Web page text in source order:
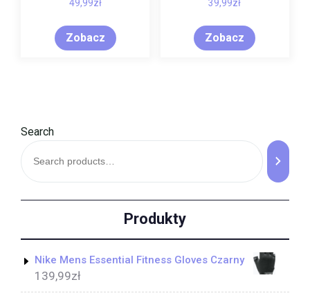
49,99zł
Zobacz
39,99zł
Zobacz
Search
Produkty
Nike Mens Essential Fitness Gloves Czarny
139,99zł